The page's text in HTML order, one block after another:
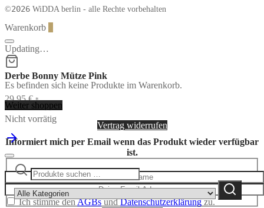
Derbe Bonny Mütze Pink
29,95€ *
Nicht vorrätig
Informiert mich per Email wenn das Produkt wieder verfügbar
ist.
Ich stimme denAGBsundDatenschutzerklärungzu.
©2026 WiDDA berlin - alle Rechte vorbehalten
Warenkorb
Updating…
Es befinden sich keine Produkte im Warenkorb.
Weiter shoppen
Vertrag widerrufen
Suchen
nach:
by
category:
Suchen